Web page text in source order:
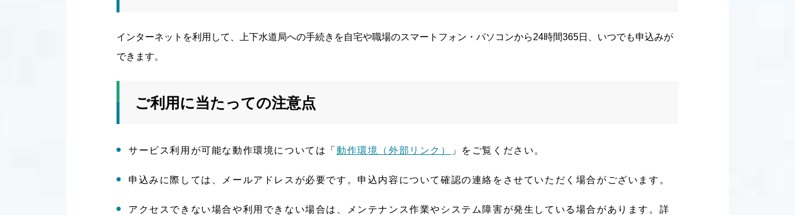
インターネットを利用して、上下水道局への手続きを自宅や職場のスマートフォン・パソコンから24時間365日、いつでも申込みが
できます。
ご利用に当たっての注意点
サービス利用が可能な動作環境については「動作環境（外部リンク） 」をご覧ください。
申込みに際しては、メールアドレスが必要です。申込内容について確認の連絡をさせていただく場合がございます。
アクセスできない場合や利用できない場合は、メンテナンス作業やシステム障害が発生している場合があります。詳